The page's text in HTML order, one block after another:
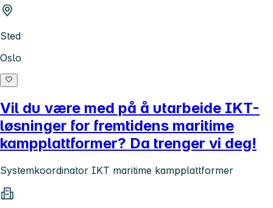
Sted
Oslo
Vil du være med på å utarbeide IKT-
løsninger for fremtidens maritime
kampplattformer? Da trenger vi deg!
Systemkoordinator IKT maritime kampplattformer